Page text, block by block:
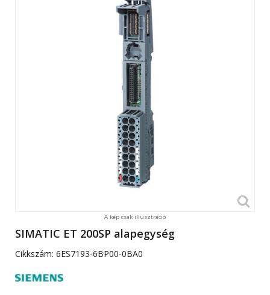
A kép csak illusztráció
SIMATIC ET 200SP alapegység
Cikkszám: 6ES7193-6BP00-0BA0